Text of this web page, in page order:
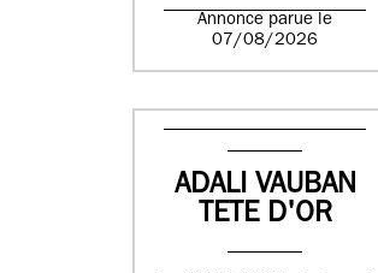
Annonce parue le
07/08/2026
ADALI VAUBAN
TETE D'OR